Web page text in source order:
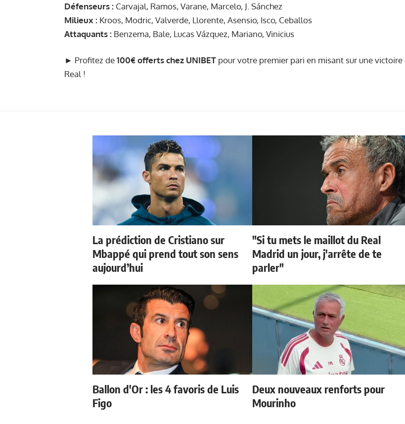
Défenseurs : Carvajal, Ramos, Varane, Marcelo, J. Sánchez
Milieux : Kroos, Modric, Valverde, Llorente, Asensio, Isco, Ceballos
Attaquants : Benzema, Bale, Lucas Vázquez, Mariano, Vinicius
► Profitez de100€ offerts chez UNIBET pour votre premier pari en misant sur une victoire
Real !
La prédiction de Cristiano sur
Mbappé qui prend tout son sens
aujourd’hui
"Si tu mets le maillot du Real
Madrid un jour, j'arrête de te
parler"
Ballon d'Or : les 4 favoris de Luis
Figo
Deux nouveaux renforts pour
Mourinho